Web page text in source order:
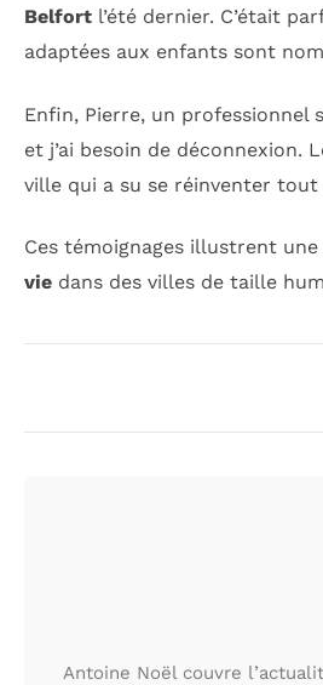
Belfort l’été dernier. C’était
adaptées aux enfants sont
Enfin, Pierre, un professionnel
et j’ai besoin de déconnexion.
ville qui a su se réinventer
Ces témoignages illustrent
vie dans des villes de taille
Antoine Noël couvre